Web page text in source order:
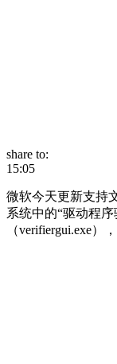
share to:
15:05
微软今天更新支持
系统中的“驱动程
（verifiergui.exe）